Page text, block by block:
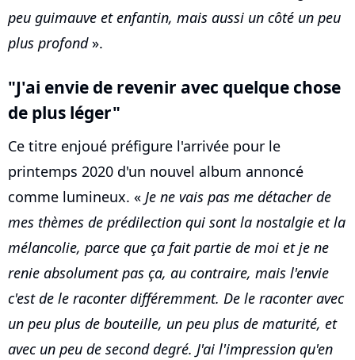
peu guimauve et enfantin, mais aussi un côté un peu
plus profond».
"J'ai envie de revenir avec quelque chose
de plus léger"
Ce titre enjoué préfigure l'arrivée pour le
printemps 2020 d'un nouvel album annoncé
comme lumineux. « Je ne vais pas me détacher de
mes thèmes de prédilection qui sont la nostalgie et la
mélancolie, parce que ça fait partie de moi et je ne
renie absolument pas ça, au contraire, mais l'envie
c'est de le raconter différemment. De le raconter avec
un peu plus de bouteille, un peu plus de maturité, et
avec un peu de second degré. J'ai l'impression qu'en